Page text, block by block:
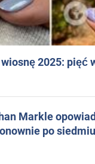
2025: pięć
Markle
po